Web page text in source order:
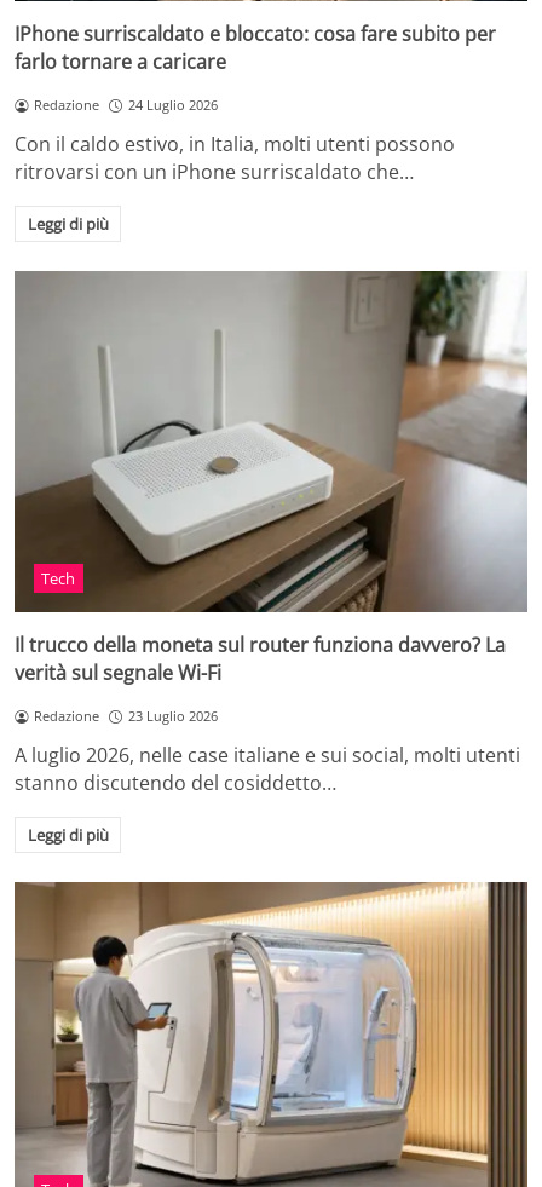
IPhone surriscaldato e bloccato: cosa fare subito per
farlo tornare a caricare
Redazione 24 Luglio 2026
Con il caldo estivo, in Italia, molti utenti possono
ritrovarsi con un iPhone surriscaldato che…
Leggi di più
Tech
Il trucco della moneta sul router funziona davvero? La
verità sul segnale Wi-Fi
Redazione 23 Luglio 2026
A luglio 2026, nelle case italiane e sui social, molti utenti
stanno discutendo del cosiddetto…
Leggi di più